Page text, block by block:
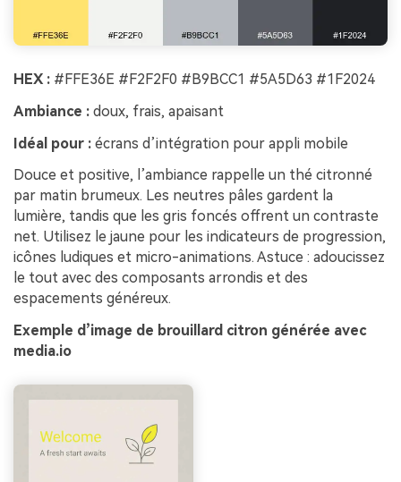
HEX : #FFE36E #F2F2F0 #B9BCC1 #5A5D63 #1F2024
Ambiance : doux, frais, apaisant
Idéal pour : écrans d’intégration pour appli mobile
Douce et positive, l’ambiance rappelle un thé citronné
par matin brumeux. Les neutres pâles gardent la
lumière, tandis que les gris foncés offrent un contraste
net. Utilisez le jaune pour les indicateurs de progression,
icônes ludiques et micro-animations. Astuce : adoucissez
le tout avec des composants arrondis et des
espacements généreux.
Exemple d’image de brouillard citron générée avec
media.io